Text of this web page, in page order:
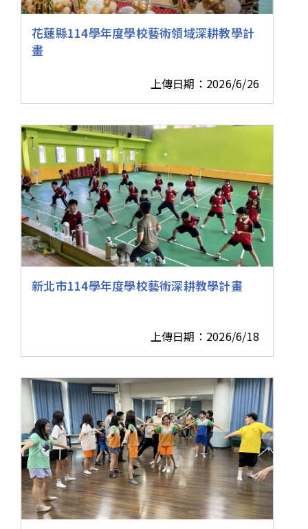
花蓮縣114學年度學校藝術領域深耕教學計
畫
上傳日期：2026/6/26
新北市114學年度學校藝術深耕教學計畫
上傳日期：2026/6/18